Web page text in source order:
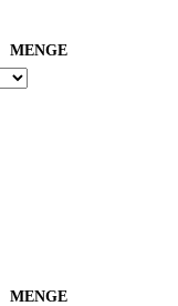
MENGE
MENGE